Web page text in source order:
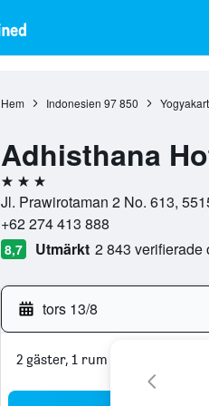
Hem Indonesien 97 850
Adhisthana
3 stjärnor
Jl. Prawirotaman 2 No. 613,
+62 274 413 888
8,7 Utmärkt 2 843 verifierade
tors 13/8
2 gäster, 1 rum